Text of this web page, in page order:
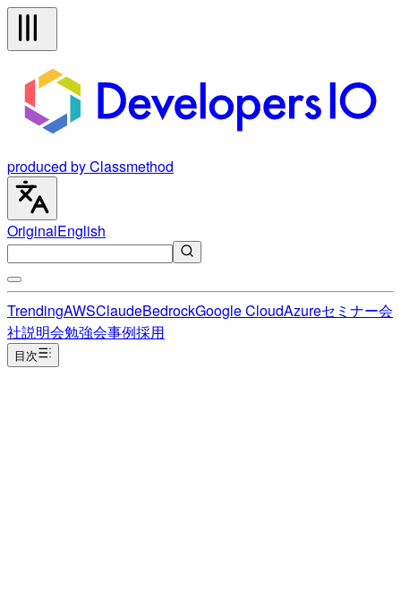
produced by Classmethod
OriginalEnglish
TrendingAWSClaudeBedrockGoogle CloudAzureセミナー会
社説明会勉強会事例採用
目次